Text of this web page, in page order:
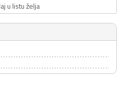
u listu želja